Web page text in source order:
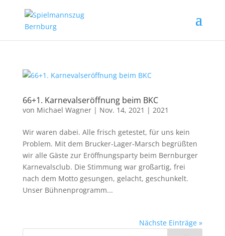
66+1. Karnevals­eröffnung beim BKC
von Michael Wagner| Nov. 14, 2021 | 2021
Wir waren dabei. Alle frisch getestet, für uns kein
Problem. Mit dem Brucker-Lager-Marsch begrüßten
wir alle Gäste zur Eröffnungsparty beim Bernburger
Karnevalsclub. Die Stimmung war großartig, frei
nach dem Motto gesungen, gelacht, geschunkelt.
Unser Bühnenprogramm...
Nächste Einträge »